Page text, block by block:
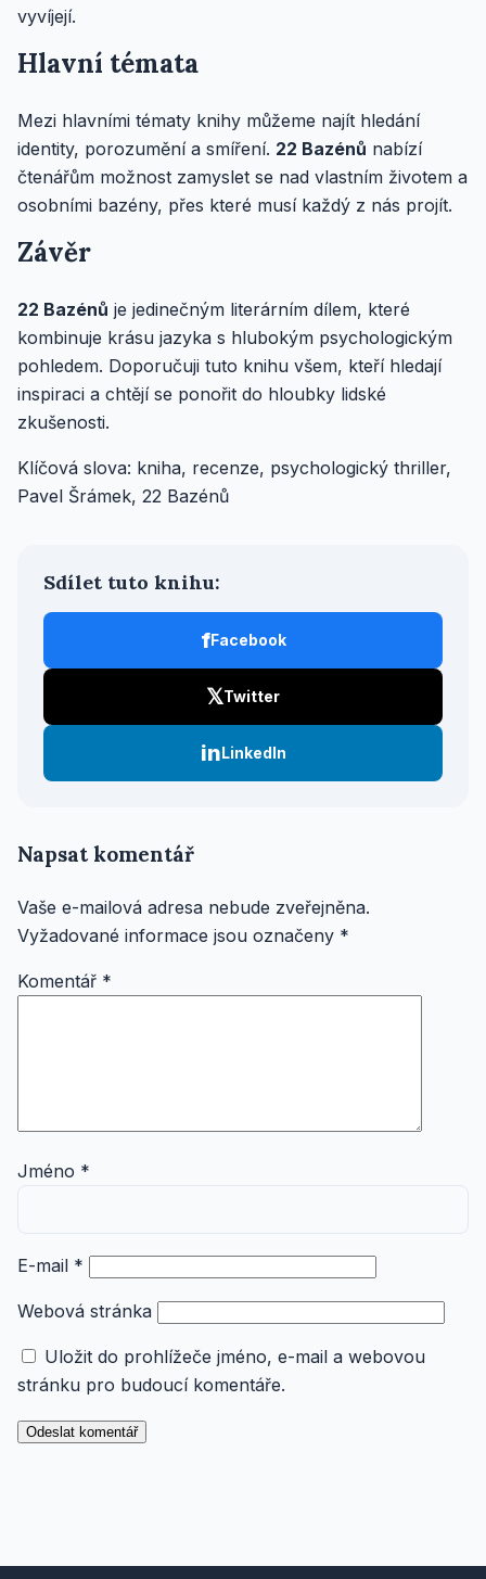
vyvíjejí.
Hlavní témata
Mezi hlavními tématy knihy můžeme najít hledání
identity, porozumění a smíření. 22 Bazénů nabízí
čtenářům možnost zamyslet se nad vlastním životem a
osobními bazény, přes které musí každý z nás projít.
Závěr
22 Bazénů je jedinečným literárním dílem, které
kombinuje krásu jazyka s hlubokým psychologickým
pohledem. Doporučuji tuto knihu všem, kteří hledají
inspiraci a chtějí se ponořit do hloubky lidské
zkušenosti.
Klíčová slova: kniha, recenze, psychologický thriller,
Pavel Šrámek, 22 Bazénů
Sdílet tuto knihu:
fFacebook
𝕏Twitter
inLinkedIn
Napsat komentář
Vaše e-mailová adresa nebude zveřejněna.
Vyžadované informace jsou označeny *
Komentář *
Jméno *
E-mail *
Webová stránka
Uložit do prohlížeče jméno, e-mail a webovou
stránku pro budoucí komentáře.